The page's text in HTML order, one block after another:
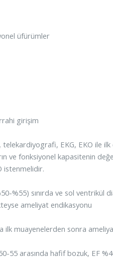
üfürümler
girişim
EKG, EKO ile
ve fonksiyonel kapasitenin
istenmelidir.
%55) sınırda ve sol ventrikül
ameliyat endikasyonu
ilk muayenelerden sonra
55 arasında hafif bozuk, EF